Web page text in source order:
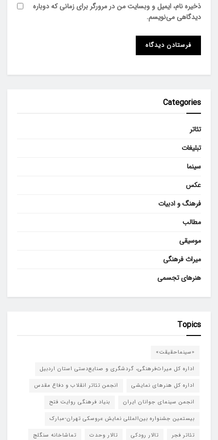
ذخیره نام، ایمیل و وبسایت من در مرورگر برای زمانی که دوباره
دیدگاهی می‌نویسم.
Categories
تئاتر
تبلیغات
سینما
عکس
فرهنگ و ادبیات
مطالب
موسیقی
میراث فرهنگی
هنرهای تجسمی
Topics
«سینماحقیقت»
اداره کل میراث‌فرهنگی، گردشگری و صنایع‌دستی استان اردبیل
اداره کل هنرهای نمایشی
انجمن تئاتر انقلاب و دفاع مقدس
انجمن سینمای جوانان ایران
بنیاد فرهنگی روایت فتح
بیستمین جشنواره بین‌المللی نمایش عروسکی تهران-مبارک
تئاتر فجر
تالار رودکی تالار وحدت
تماشاخانه سنگلج